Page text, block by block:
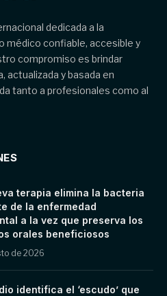
dedicada a la
médico confiable, accesible y
compromiso es brindar
actualizada y basada en
tanto a profesionales como al
terapia elimina la bacteria
de la enfermedad
a la vez que preserva los
orales beneficiosos
de 2026
identifica el ‘escudo’ que